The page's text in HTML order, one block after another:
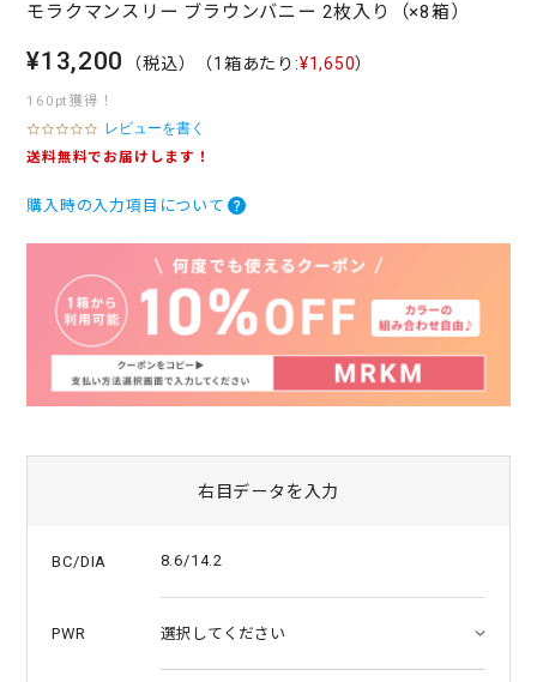
モラクマンスリー ブラウンバニー 2枚入り（×8箱）
¥13,200 （税込） （1箱あたり:¥1,650）
160pt獲得！
0
.
t
r
t
n
g
レビューを書く
送料無料でお届けします！
購入時の入力項目について
右目データを入力
BC/DIA 8.6/14.2
PWR